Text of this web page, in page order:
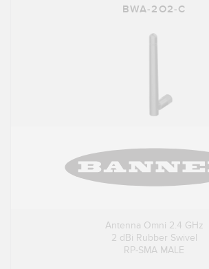
BWA-2O2-C
Antenna Omni 2.4 GHz
2 dBi Rubber Swivel
RP-SMA MALE